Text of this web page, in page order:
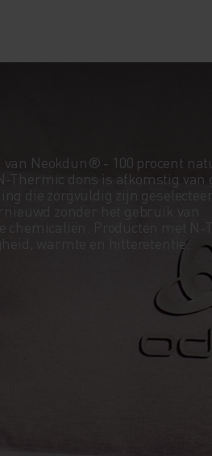
van Neokdun® - 100 procent
Thermic dons is afkomstig van
die zorgvuldig zijn
zonder het gebruik van
chemicaliën. Producten met N-
warmte en hitteretentie.